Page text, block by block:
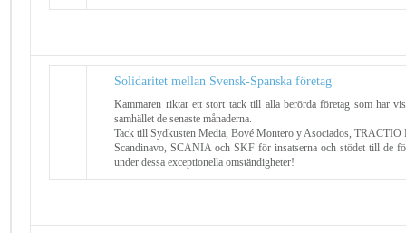
Solidaritet mellan Svensk-Spanska företag
Kammaren riktar ett stort tack till alla berörda företag som har
samhället de senaste månaderna.
Tack till Sydkusten Media, Bové Montero y Asociados,
Scandinavo, SCANIA och SKF för insatserna och stödet till de
under dessa exceptionella omständigheter!